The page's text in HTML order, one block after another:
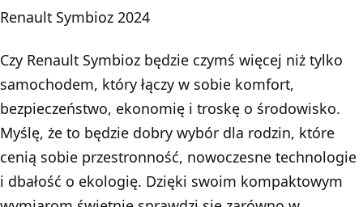
Renault Symbioz 2024
Czy Renault Symbioz będzie czymś więcej niż tylko
samochodem, który łączy w sobie komfort,
bezpieczeństwo, ekonomię i troskę o środowisko.
Myślę, że to będzie dobry wybór dla rodzin, które
cenią sobie przestronność, nowoczesne technologie
i dbałość o ekologię. Dzięki swoim kompaktowym